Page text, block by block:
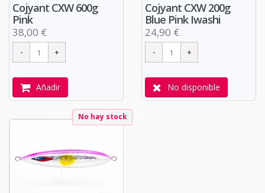
Cojyant CXW 600g
Pink
38,00 €
Añadir
Cojyant CXW 200g
Blue Pink Iwashi
24,90 €
No disponible
No hay stock